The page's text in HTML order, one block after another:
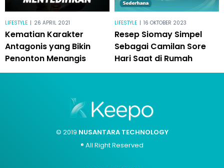
LIFESTYLE | 26 APRIL 2021
Kematian Karakter
Antagonis yang Bikin
Penonton Menangis
LIFESTYLE | 16 OKTOBER 2023
Resep Siomay Simpel
Sebagai Camilan Sore
Hari Saat di Rumah
© 2019 NUSANTARA TECHNOLOGY
® All Right Reserved